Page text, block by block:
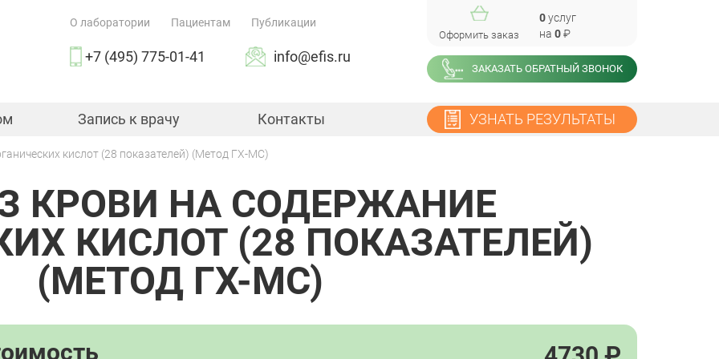
О лаборатории Пациентам Публикации
+7 (495) 775-01-41 info@efis.ru
Оформить заказ
0услуг
на 0₽
ЗАКАЗАТЬ ОБРАТНЫЙ ЗВОНОК
Запись к врачу Контакты УЗНАТЬ РЕЗУЛЬТАТЫ
кислот (28 показателей) (Метод ГХ-МС)
КРОВИ НА СОДЕРЖАНИЕ
КИСЛОТ (28 ПОКАЗАТЕЛЕЙ)
(МЕТОД ГХ-МС)